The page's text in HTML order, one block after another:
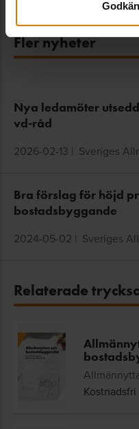
Fler nyheter
Nya ledamöter
vd-råd
2026-02-13 | Sveriges
Bra förslag för höjd
bostadsbyggande
2024-05-02 | Sveriges
Relaterade
Kostnadsfri